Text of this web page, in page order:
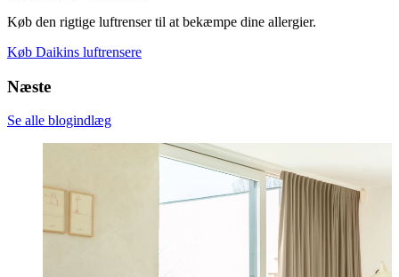
Køb den rigtige luftrenser til at bekæmpe dine allergier.
Køb Daikins luftrensere
Næste
Se alle blogindlæg